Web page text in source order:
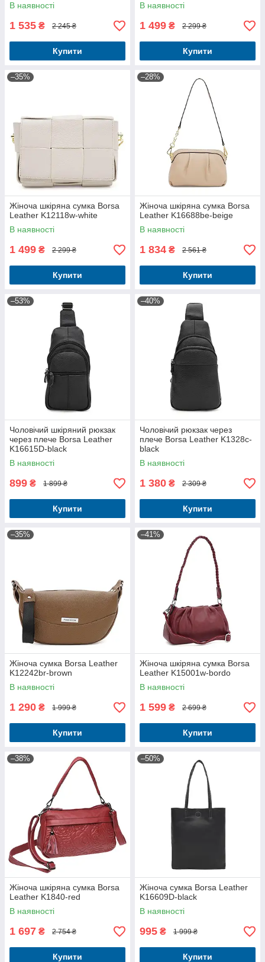
В наявності
1 535 ₴ 2 245 ₴
Купити
В наявності
1 499 ₴ 2 299 ₴
Купити
–35%
Жіноча шкіряна сумка Borsa
Leather K12118w-white
В наявності
1 499 ₴ 2 299 ₴
Купити
–28%
Жіноча шкіряна сумка Borsa
Leather K16688be-beige
В наявності
1 834 ₴ 2 561 ₴
Купити
–53%
Чоловічий шкіряний рюкзак
через плече Borsa Leather
K16615D-black
В наявності
899 ₴ 1 899 ₴
Купити
–40%
Чоловічий рюкзак через
плече Borsa Leather K1328c-
black
В наявності
1 380 ₴ 2 309 ₴
Купити
–35%
Жіноча сумка Borsa Leather
K12242br-brown
В наявності
1 290 ₴ 1 999 ₴
Купити
–41%
Жіноча шкіряна сумка Borsa
Leather K15001w-bordo
В наявності
1 599 ₴ 2 699 ₴
Купити
–38%
Жіноча шкіряна сумка Borsa
Leather K1840-red
В наявності
1 697 ₴ 2 754 ₴
Купити
–50%
Жіноча сумка Borsa Leather
K16609D-black
В наявності
995 ₴ 1 999 ₴
Купити